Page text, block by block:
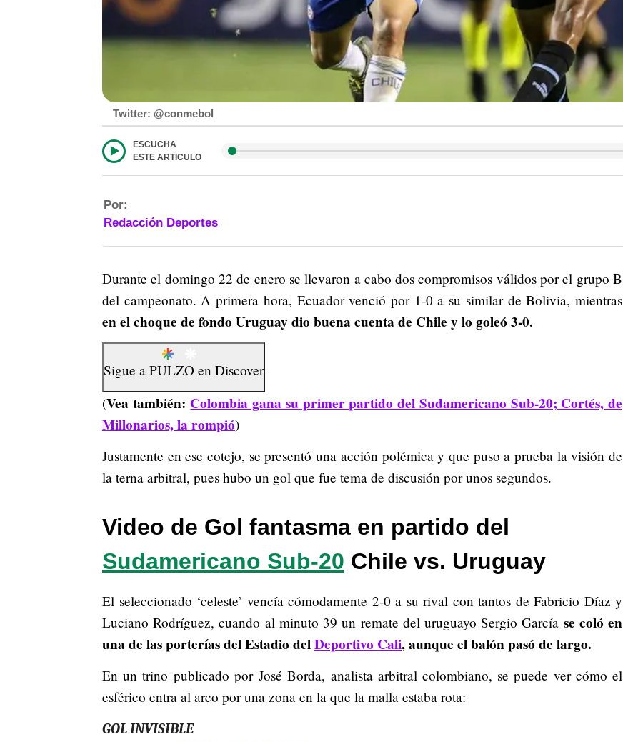
Twitter: @conmebol
ESCUCHA
ESTE ARTICULO
Por:
Redacción Deportes
Durante el domingo 22 de enero se llevaron a cabo dos compromisos válidos por el grupo B
del campeonato. A primera hora, Ecuador venció por 1-0 a su similar de Bolivia, mientras
en el choque de fondo Uruguay dio buena cuenta de Chile y lo goleó 3-0.
Sigue a PULZO en Discover
(Vea también: Colombia gana su primer partido del Sudamericano Sub-20; Cortés, de
Millonarios, la rompió)
Justamente en ese cotejo, se presentó una acción polémica y que puso a prueba la visión de
la terna arbitral, pues hubo un gol que fue tema de discusión por unos segundos.
Video de Gol fantasma en partido del
Sudamericano Sub-20 Chile vs. Uruguay
El seleccionado ‘celeste’ vencía cómodamente 2-0 a su rival con tantos de Fabricio Díaz y
Luciano Rodríguez, cuando al minuto 39 un remate del uruguayo Sergio García se coló en
una de las porterías del Estadio delDeportivo Cali, aunque el balón pasó de largo.
En un trino publicado por José Borda, analista arbitral colombiano, se puede ver cómo el
esférico entra al arco por una zona en la que la malla estaba rota:
GOL INVISIBLE